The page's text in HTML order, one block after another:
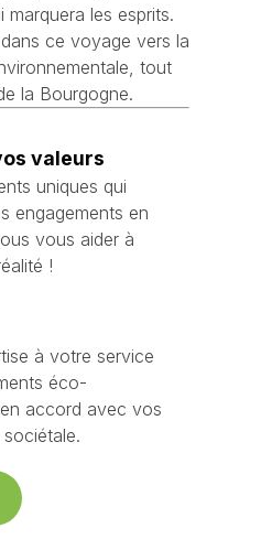
marquera les esprits.
ce voyage vers la
tout
la Bourgogne.
valeurs
uniques qui
engagements en
vous aider à
!
à votre service
éco-
accord avec vos